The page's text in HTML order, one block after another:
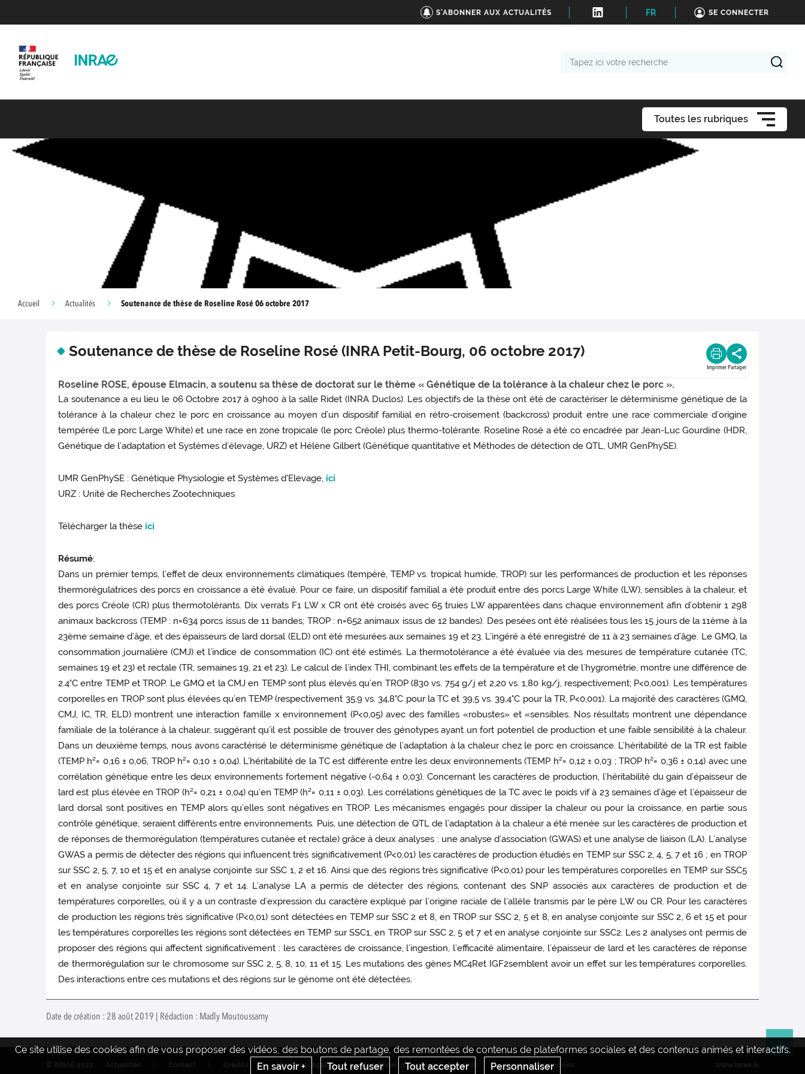
S'ABONNER AUX ACTUALITÉS FR SE CONNECTER
Toutes les rubriques
Accueil Actualités Soutenance de thèse de Roseline Rosé 06 octobre 2017
Soutenance de thèse de Roseline Rosé (INRA Petit-Bourg, 06 octobre 2017)
Imprimer Partager
Roseline ROSE, épouse Elmacin, a soutenu sa thèse de doctorat sur le thème « Génétique de la tolérance à la chaleur chez le porc ».
La soutenance a eu lieu le 06 Octobre 2017 à 09h00 à la salle Ridet (INRA Duclos). Les objectifs de la thèse ont été de caractériser le déterminisme génétique de la
tolérance à la chaleur chez le porc en croissance au moyen d’un dispositif familial en rétro-croisement (backcross) produit entre une race commerciale d’origine
tempérée (Le porc Large White) et une race en zone tropicale (le porc Créole) plus thermo-tolérante. Roseline Rosé a été co encadrée par Jean-Luc Gourdine (HDR,
Génétique de l’adaptation et Systèmes d’élevage, URZ) et Hélène Gilbert (Génétique quantitative et Méthodes de détection de QTL, UMR GenPhySE).
UMR GenPhySE : Génétique Physiologie et Systèmes d'Elevage, ici
URZ : Unité de Recherches Zootechniques
Télécharger la thèse ici
Résumé:
Dans un premier temps, l’effet de deux environnements climatiques (tempéré, TEMP vs. tropical humide, TROP) sur les performances de production et les réponses
thermorégulatrices des porcs en croissance a été évalué. Pour ce faire, un dispositif familial a été produit entre des porcs Large White (LW), sensibles à la chaleur, et
des porcs Créole (CR) plus thermotolérants. Dix verrats F1 LW x CR ont été croisés avec 65 truies LW apparentées dans chaque environnement afin d’obtenir 1 298
animaux backcross (TEMP : n=634 porcs issus de 11 bandes; TROP : n=652 animaux issus de 12 bandes). Des pesées ont été réalisées tous les 15 jours de la 11ème à la
23ème semaine d’âge, et des épaisseurs de lard dorsal (ELD) ont été mesurées aux semaines 19 et 23. L’ingéré a été enregistré de 11 à 23 semaines d’âge. Le GMQ, la
consommation journalière (CMJ) et l’indice de consommation (IC) ont été estimés. La thermotolérance a été évaluée via des mesures de température cutanée (TC,
semaines 19 et 23) et rectale (TR, semaines 19, 21 et 23). Le calcul de l’index THI, combinant les effets de la température et de l’hygrométrie, montre une différence de
2.4°C entre TEMP et TROP. Le GMQ et la CMJ en TEMP sont plus élevés qu’en TROP (830 vs. 754 g/j et 2,20 vs. 1,80 kg/j, respectivement; P<0,001). Les températures
corporelles en TROP sont plus élevées qu’en TEMP (respectivement 35,9 vs. 34,8°C pour la TC et 39,5 vs. 39,4°C pour la TR, P<0,001). La majorité des caractères (GMQ,
CMJ, IC, TR, ELD) montrent une interaction famille x environnement (P<0,05) avec des familles «robustes» et «sensibles. Nos résultats montrent une dépendance
familiale de la tolérance à la chaleur, suggérant qu’il est possible de trouver des génotypes ayant un fort potentiel de production et une faible sensibilité à la chaleur.
Dans un deuxième temps, nous avons caractérisé le déterminisme génétique de l’adaptation à la chaleur chez le porc en croissance. L’héritabilité de la TR est faible
(TEMP h²= 0,16 ± 0,06, TROP h²= 0,10 ± 0,04). L’héritabilité de la TC est différente entre les deux environnements (TEMP h²= 0,12 ± 0,03 ; TROP h²= 0,36 ± 0,14) avec une
corrélation génétique entre les deux environnements fortement négative (-0,64 ± 0,03). Concernant les caractères de production, l’héritabilité du gain d’épaisseur de
lard est plus élevée en TROP (h²= 0,21 ± 0,04) qu’en TEMP (h²= 0,11 ± 0,03). Les corrélations génétiques de la TC avec le poids vif à 23 semaines d’âge et l’épaisseur de
lard dorsal sont positives en TEMP alors qu’elles sont négatives en TROP. Les mécanismes engagés pour dissiper la chaleur ou pour la croissance, en partie sous
contrôle génétique, seraient différents entre environnements. Puis, une détection de QTL de l’adaptation à la chaleur a été menée sur les caractères de production et
de réponses de thermorégulation (températures cutanée et rectale) grâce à deux analyses : une analyse d’association (GWAS) et une analyse de liaison (LA). L’analyse
GWAS a permis de détecter des régions qui influencent très significativement (P<0,01) les caractères de production étudiés en TEMP sur SSC 2, 4, 5, 7 et 16 ; en TROP
sur SSC 2, 5, 7, 10 et 15 et en analyse conjointe sur SSC 1, 2 et 16. Ainsi que des régions très significative (P<0,01) pour les températures corporelles en TEMP sur SSC5
et en analyse conjointe sur SSC 4, 7 et 14. L’analyse LA a permis de détecter des régions, contenant des SNP associés aux caractères de production et de
températures corporelles, où il y a un contraste d’expression du caractère expliqué par l’origine raciale de l’allèle transmis par le père LW ou CR. Pour les caractères
de production les régions très significative (P<0,01) sont détectées en TEMP sur SSC 2 et 8, en TROP sur SSC 2, 5 et 8, en analyse conjointe sur SSC 2, 6 et 15 et pour
les températures corporelles les régions sont détectées en TEMP sur SSC1, en TROP sur SSC 2, 5 et 7 et en analyse conjointe sur SSC2. Les 2 analyses ont permis de
proposer des régions qui affectent significativement : les caractères de croissance, l’ingestion, l’efficacité alimentaire, l’épaisseur de lard et les caractères de réponse
de thermorégulation sur le chromosome sur SSC 2, 5, 8, 10, 11 et 15. Les mutations des gènes MC4Ret IGF2semblent avoir un effet sur les températures corporelles.
Des interactions entre ces mutations et des régions sur le génome ont été détectées.
Date de création : 28 août 2019 | Rédaction : Madly Moutoussamy
Ce site utilise des cookies afin de vous proposer des vidéos, des boutons de partage, des remontées de contenus de plateformes sociales et des contenus animés et interactifs.
En savoir +
Tout refuser Tout accepter Personnaliser
Mentions legales Conditions générales d'utilisation Gestion des cookies